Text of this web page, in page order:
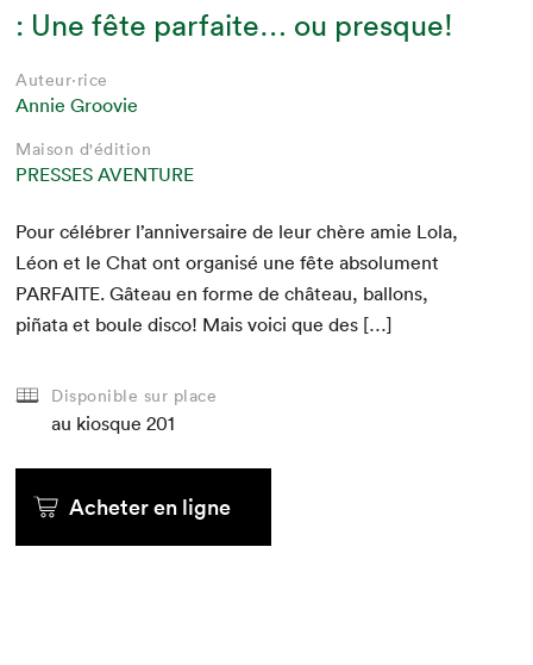
: Une fête parfaite… ou presque!
Auteur·rice
Annie Groovie
Maison d'édition
PRESSES AVENTURE
Pour célébr­er l’anniversaire de leur chère amie Lola,
Léon et le Chat ont organ­isé une fête absol­u­ment
PAR­FAITE. Gâteau en forme de château, bal­lons,
piña­ta et boule dis­co! Mais voici que des […]
Disponible sur place
au kiosque 201
Acheter en ligne